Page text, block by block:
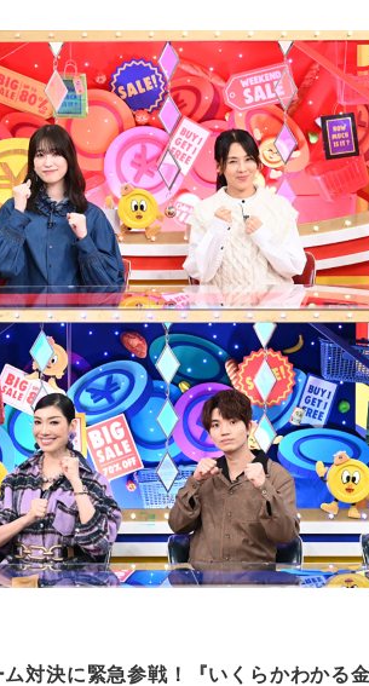
対決に緊急参戦！『いくらかわかる